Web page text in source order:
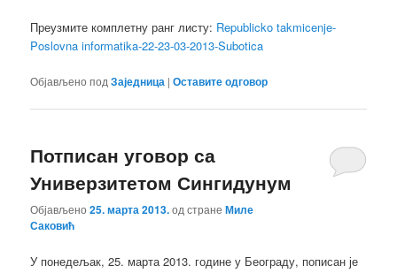
Преузмите комплетну ранг листу: Republicko takmicenje-
Poslovna informatika-22-23-03-2013-Subotica
Објављено подЗаједница |Оставите одговор
Потписан уговор са
Универзитетом Сингидунум
Објављено25. марта 2013.од странеМиле
Саковић
У понедељак, 25. марта 2013. године у Београду, пописан је